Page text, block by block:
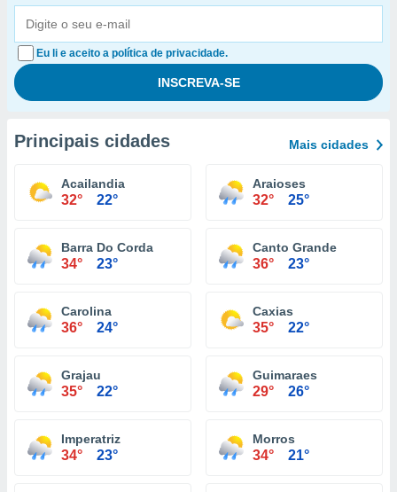
Eu li e aceito a política de privacidade.
Principais cidades Mais cidades
Acailandia
32° 22°
Araioses
32° 25°
Barra Do Corda
34° 23°
Canto Grande
36° 23°
Carolina
36° 24°
Caxias
35° 22°
Grajau
35° 22°
Guimaraes
29° 26°
Imperatriz
34° 23°
Morros
34° 21°